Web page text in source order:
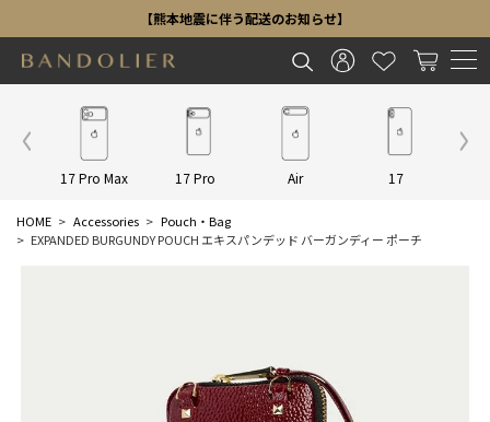
【熊本地震に伴う配送のお知らせ】
17 Pro Max 17 Pro Air 17
HOME Accessories
Pouch・Bag
EXPANDED BURGUNDY POUCH エキスパンデッド バーガンディー ポーチ